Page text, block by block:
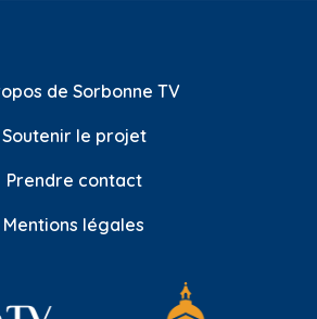
de Sorbonne TV
Soutenir le projet
Prendre contact
Mentions légales